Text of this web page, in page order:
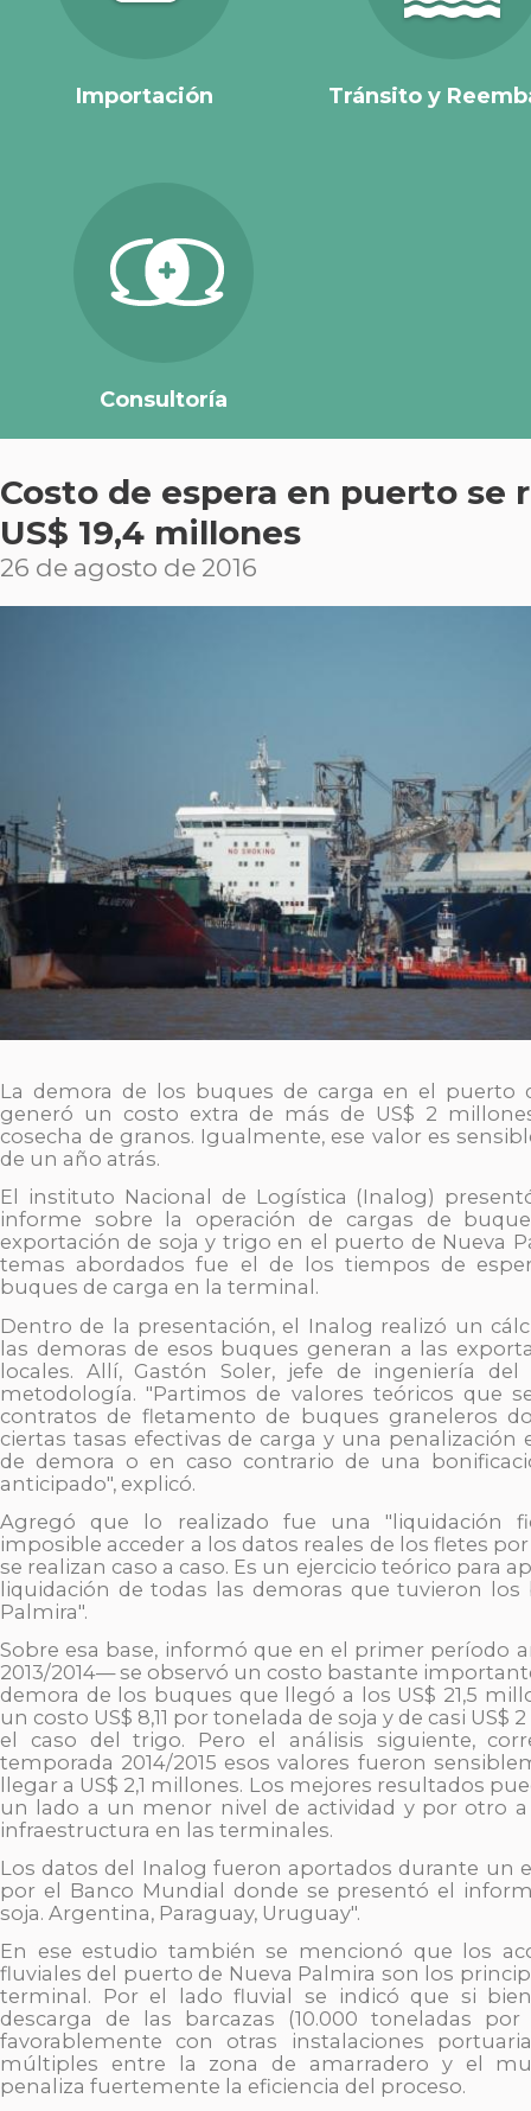
Importación Tránsito y
Consultoría
Costo de espera en puerto se
US$ 19,4 millones
26 de agosto de 2016
La demora de los buques de carga en el puerto
generó un costo extra de más de US$ 2
cosecha de granos. Igualmente, ese valor es
de un año atrás.
El instituto Nacional de Logística (Inalog)
informe sobre la operación de cargas de
exportación de soja y trigo en el puerto de Nueva
temas abordados fue el de los tiempos de
buques de carga en la terminal.
Dentro de la presentación, el Inalog realizó un
las demoras de esos buques generan a las
locales. Allí, Gastón Soler, jefe de ingeniería
metodología. "Partimos de valores teóricos que
contratos de fletamento de buques graneleros
ciertas tasas efectivas de carga y una penalización
de demora o en caso contrario de una
anticipado", explicó.
Agregó que lo realizado fue una "liquidación
imposible acceder a los datos reales de los fletes
se realizan caso a caso. Es un ejercicio teórico para
liquidación de todas las demoras que tuvieron los
Palmira".
Sobre esa base, informó que en el primer período
2013/2014— se observó un costo bastante
demora de los buques que llegó a los US$ 21,5
un costo US$ 8,11 por tonelada de soja y de casi US$
el caso del trigo. Pero el análisis siguiente,
temporada 2014/2015 esos valores fueron
llegar a US$ 2,1 millones. Los mejores resultados
un lado a un menor nivel de actividad y por otro
infraestructura en las terminales.
Los datos del Inalog fueron aportados durante un
por el Banco Mundial donde se presentó el
soja. Argentina, Paraguay, Uruguay".
En ese estudio también se mencionó que los
fluviales del puerto de Nueva Palmira son los
terminal. Por el lado fluvial se indicó que si
descarga de las barcazas (10.000 toneladas
favorablemente con otras instalaciones
múltiples entre la zona de amarradero y el
penaliza fuertemente la eficiencia del proceso.